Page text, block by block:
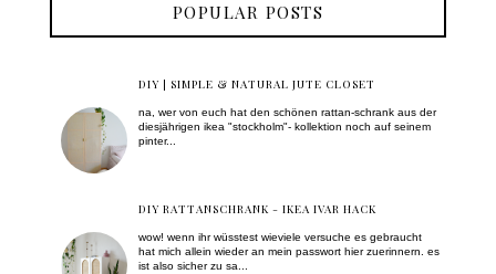
POPULAR POSTS
DIY | SIMPLE & NATURAL JUTE CLOSET
na, wer von euch hat den schönen rattan-schrank aus der
diesjährigen ikea "stockholm"- kollektion noch auf seinem
pinter...
DIY RATTANSCHRANK - IKEA IVAR HACK
wow! wenn ihr wüsstest wieviele versuche es gebraucht
hat mich allein wieder an mein passwort hier zuerinnern. es
ist also sicher zu sa...